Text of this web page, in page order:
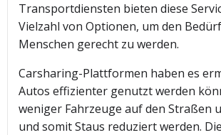
Transportdiensten bieten diese
Vielzahl von Optionen, um den
Menschen gerecht zu werden.
Carsharing-Plattformen haben es
Autos effizienter genutzt werden
weniger Fahrzeuge auf den Straßen
und somit Staus reduziert werden.